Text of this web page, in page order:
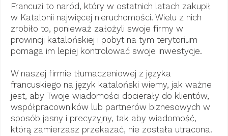
Francuzi to naród, który w ostatnich latach zakupił
w Katalonii najwięcej nieruchomości. Wielu z nich
zrobiło to, ponieważ założyli swoje firmy w
prowincji katalońskiej i pobyt na tym terytorium
pomaga im lepiej kontrolować swoje inwestycje.
W naszej firmie tłumaczeniowej z języka
francuskiego na język kataloński wiemy, jak ważne
jest, aby Twoje wiadomości docierały do ​​klientów,
współpracowników lub partnerów biznesowych w
sposób jasny i precyzyjny, tak aby wiadomość,
którą zamierzasz przekazać, nie została utracona.